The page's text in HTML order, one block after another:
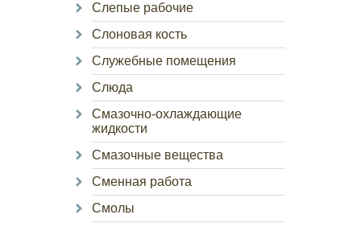
Слепые рабочие
Слоновая кость
Служебные помещения
Слюда
Смазочно-охлаждающие
жидкости
Смазочные вещества
Сменная работа
Смолы